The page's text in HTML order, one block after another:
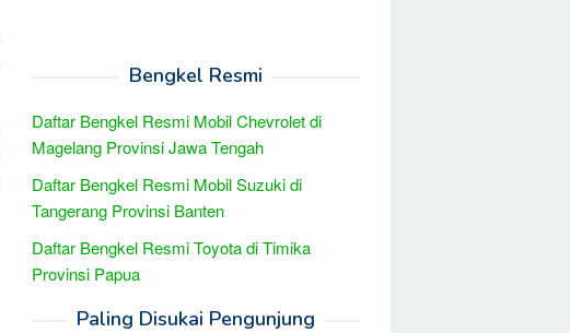
Bengkel Resmi
Daftar Bengkel Resmi Mobil Chevrolet di
Magelang Provinsi Jawa Tengah
Daftar Bengkel Resmi Mobil Suzuki di
Tangerang Provinsi Banten
Daftar Bengkel Resmi Toyota di Timika
Provinsi Papua
Paling Disukai Pengunjung